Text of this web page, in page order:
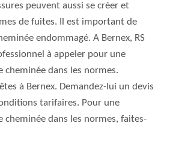
peuvent aussi se créer et
de fuites. Il est important de
endommagé. A Bernex, RS
à appeler pour une
cheminée dans les normes.
à Bernex. Demandez-lui un devis
tarifaires. Pour une
cheminée dans les normes, faites-